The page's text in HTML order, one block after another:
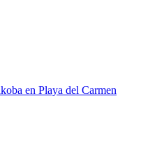
en Playa del Carmen